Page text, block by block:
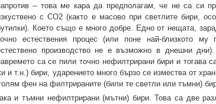
– това ме кара да предполагам, че не са си
с CO2 (както е масово при светлите бири,
Което също е много добре. Едно от нещата,
естествения процес (или поне най-близкото му
производство не е възможно в днешни
са се пили точно нефилтрирани бири и тогава
т.н.) бири, ударението много бързо се измества от
фен на филтрираните (били те светли или тъмни)
и тъмни нефилтрирани (мътни) бири. Това са две